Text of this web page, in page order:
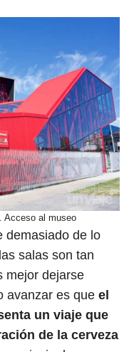
Acceso al museo
demasiado de lo
salas son tan
mejor dejarse
avanzar es que el
un viaje que
de la cerveza